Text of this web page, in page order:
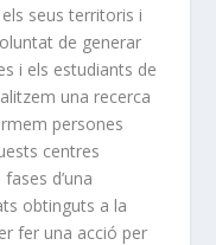
seus territoris i
de generar
i els estudiants de
una recerca
persones
centres
d’una
obtinguts a la
fer una acció per